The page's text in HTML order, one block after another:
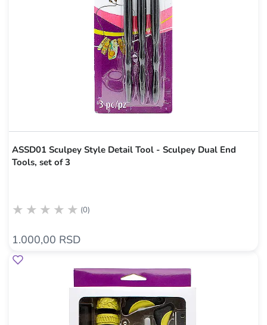
ASSD01 Sculpey Style Detail Tool - Sculpey Dual End
Tools, set of 3
(0)
1.000,00 RSD